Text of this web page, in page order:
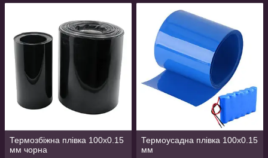
Термозбіжна плівка 100х0.15
мм чорна
Термоусадна плівка 100x0.15
мм